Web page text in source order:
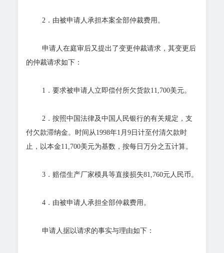
2．由被申请人承担本案全部仲裁费用。
申请人在庭审后又提出了变更仲裁请求，其变更后
的仲裁请求如下：
1．要求被申请人立即偿付所欠货款11,700美元。
2．按照中国法律及中国人民银行的有关规定，支
付欠款滞纳金。时间从1998年1月9日计至付清欠款时
止，以本金11,700美元为基数，按每日万分之五计算。
3．赔偿生产厂家模具等直接损失81,760元人民币。
4．由被申请人承担全部仲裁费用。
申请人据以请求的事实与理由如下：